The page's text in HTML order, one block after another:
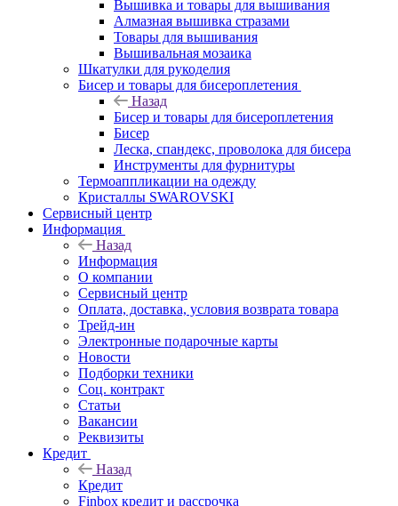
Вышивка и товары для вышивания
Алмазная вышивка стразами
Товары для вышивания
Вышивальная мозаика
Шкатулки для рукоделия
Бисер и товары для бисероплетения
Назад
Бисер и товары для бисероплетения
Бисер
Леска, спандекс, проволока для бисера
Инструменты для фурнитуры
Термоаппликации на одежду
Кристаллы SWAROVSKI
Сервисный центр
Информация
Назад
Информация
О компании
Сервисный центр
Оплата, доставка, условия возврата товара
Трейд-ин
Электронные подарочные карты
Новости
Подборки техники
Соц. контракт
Статьи
Вакансии
Реквизиты
Кредит
Назад
Кредит
Finbox кредит и рассрочка